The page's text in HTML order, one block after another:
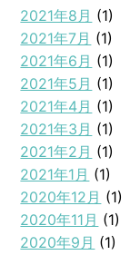
2021年8月 (1)
2021年7月 (1)
2021年6月 (1)
2021年5月 (1)
2021年4月 (1)
2021年3月 (1)
2021年2月 (1)
2021年1月 (1)
2020年12月 (1)
2020年11月 (1)
2020年9月 (1)